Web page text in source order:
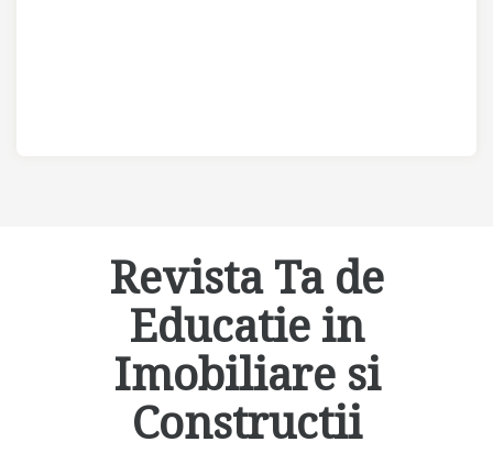
Revista Ta de
Educatie in
Imobiliare si
Constructii